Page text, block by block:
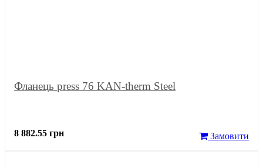
Фланець press 76 KAN-therm Steel
8 882.55 грн Замовити